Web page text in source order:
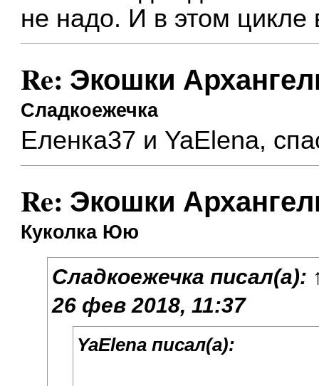
не надо. И в этом цикле
Re: Экошки
Сладкоежечка
Еленка37 и YaElena,
Re: Экошки
Куколка Юю
Сладкоежечка писал(а):
26 фев 2018, 11:37
YaElena писал(а):